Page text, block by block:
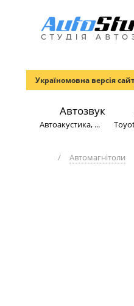
Україномовна версія
Автозвук
Автоакустика, ...
/ Автомагнітоли